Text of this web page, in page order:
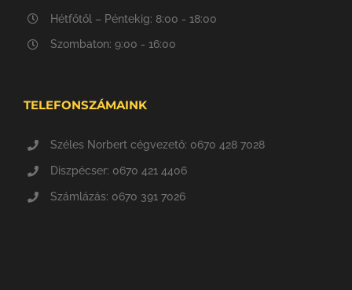
Hétfőtől – Péntekig: 8:00 - 18:00
Szombaton: 9:00 - 16:00
TELEFONSZÁMAINK
Széles Norbert cégvezető: 0670 428 7028
Diszpécser: 0670 421 4406
Számlázás: 0670 391 7026